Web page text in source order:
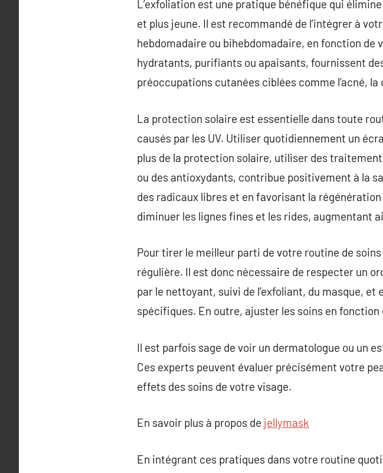
L’exfoliation est une pratique bénéfique qui
et plus jeune. Il est recommandé de l’intégrer à
hebdomadaire ou bihebdomadaire, en fonction de
hydratants, purifiants ou apaisants, fournissent
préoccupations cutanées ciblées comme l’acné,
La protection solaire est essentielle dans toute
causés par les UV. Utiliser quotidiennement un
plus de la protection solaire, utiliser des
ou des antioxydants, contribue positivement à la
des radicaux libres et en favorisant la
diminuer les lignes fines et les rides, augmentant
Pour tirer le meilleur parti de votre routine de
régulière. Il est donc nécessaire de respecter un
par le nettoyant, suivi de l’exfoliant, du masque,
spécifiques. En outre, ajuster les soins en
Il est parfois sage de voir un dermatologue ou un
Ces experts peuvent évaluer précisément votre
effets des soins de votre visage.
En savoir plus à propos de jellymask
En intégrant ces pratiques dans votre routine